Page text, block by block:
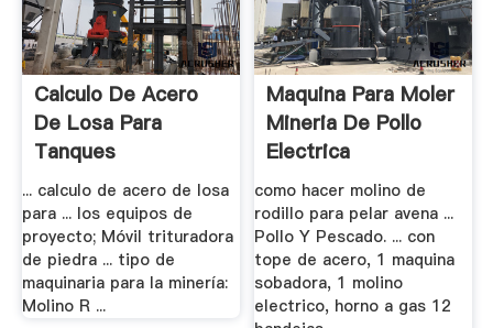
Calculo De Acero
De Losa Para
Tanques
Australianos ...
... calculo de acero de losa
para ... los equipos de
proyecto; Móvil trituradora
de piedra ... tipo de
maquinaria para la minería:
Molino R ...
Maquina Para Moler
Mineria De Pollo
Electrica
como hacer molino de
rodillo para pelar avena ...
Pollo Y Pescado. ... con
tope de acero, 1 maquina
sobadora, 1 molino
electrico, horno a gas 12